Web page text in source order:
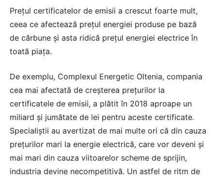
Prețul certificatelor de emisii a crescut foarte mult,
ceea ce afectează prețul energiei produse pe bază
de cărbune și asta ridică prețul energiei electrice în
toată piața.
De exemplu, Complexul Energetic Oltenia, compania
cea mai afectată de creşterea preţurilor la
certificatele de emisii, a plătit în 2018 aproape un
miliard și jumătate de lei pentru aceste certificate.
Specialiștii au avertizat de mai multe ori că din cauza
preţurilor mari la energie electrică, care vor deveni şi
mai mari din cauza viitoarelor scheme de sprijin,
industria devine necompetitivă. Un astfel de ritm de